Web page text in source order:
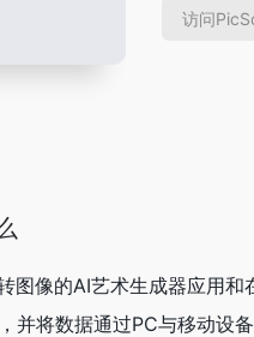
访问
图像的AI艺术生成器应用
并将数据通过PC与移动设